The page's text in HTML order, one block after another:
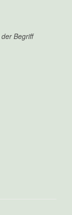
der Begriff